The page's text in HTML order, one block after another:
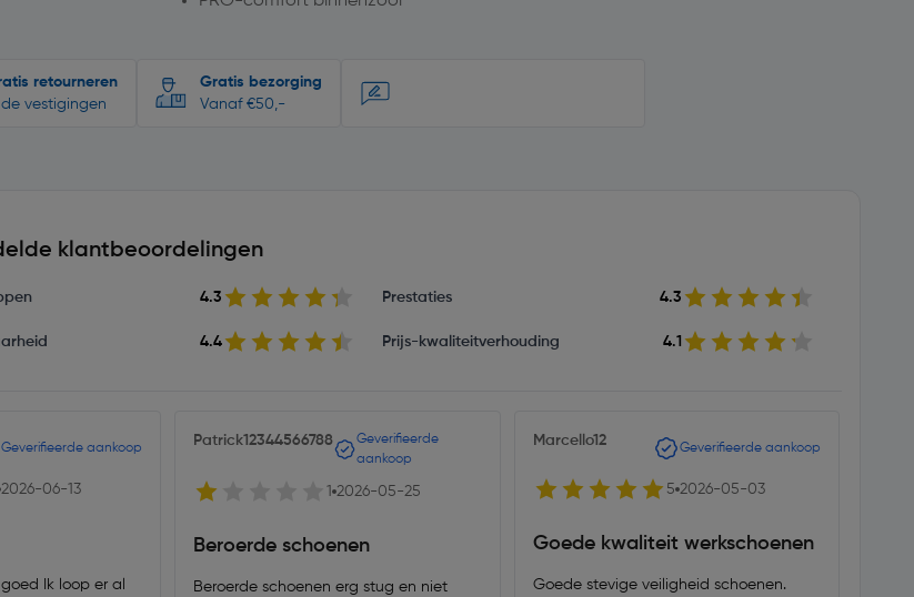
retourneren
de vestigingen
Gratis bezorging
Vanaf €50,-
klantbeoordelingen
4.3 Prestaties 4.3
4.4 Prijs-kwaliteitverhouding 4.1
Geverifieerde aankoop
2026-06-13
Ik loop er al
Patrick12344566788
Geverifieerde
aankoop
1 2026-05-25
Beroerde schoenen
Beroerde schoenen erg stug en niet
Marcello12 Geverifieerde aankoop
5 2026-05-03
Goede kwaliteit werkschoenen
Goede stevige veiligheid schoenen.